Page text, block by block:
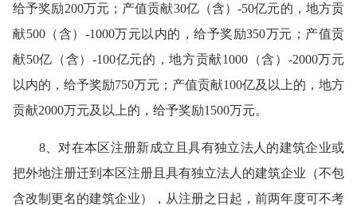
给予奖励200万元；产值贡献30亿（含）-50亿元的，地方贡
献500（含）-1000万元以内的，给予奖励350万元；产值贡
献50亿（含）-100亿元的，地方贡献1000（含）-2000万元
以内的，给予奖励750万元；产值贡献100亿及以上的，地方
贡献2000万元及以上的，给予奖励1500万元。
8、对在本区注册新成立且具有独立法人的建筑企业或
把外地注册迁到本区注册且具有独立法人的建筑企业（不包
含改制更名的建筑企业），从注册之日起，前两年度可不考